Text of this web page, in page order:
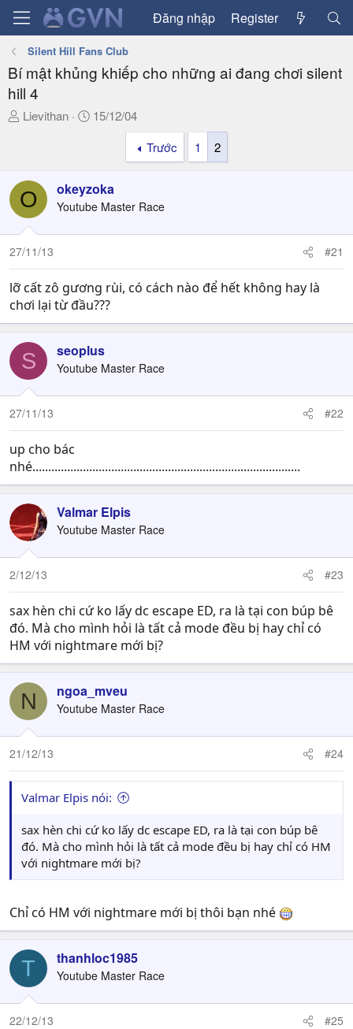
Đăng nhập Register
Silent Hill Fans Club
Bí mật khủng khiếp cho những ai đang chơi silent
hill 4
T
a
d
s
t
a
e
r
Lievithan
N
ử
i
15/12/04
Trước
1 2
O okeyzoka
Youtube Master Race
27/11/13 #21
lỡ cất zô gương rùi, có cách nào để hết không hay là
chơi lại từ đầu???
S seoplus
Youtube Master Race
27/11/13 #22
up cho bác
nhé.....................................................................................
Valmar Elpis
Youtube Master Race
2/12/13 #23
sax hèn chi cứ ko lấy dc escape ED, ra là tại con búp bê
đó. Mà cho mình hỏi là tất cả mode đều bị hay chỉ có
HM với nightmare mới bị?
N ngoa_mveu
Youtube Master Race
21/12/13 #24
Valmar Elpis nói:
sax hèn chi cứ ko lấy dc escape ED, ra là tại con búp bê
đó. Mà cho mình hỏi là tất cả mode đều bị hay chỉ có HM
với nightmare mới bị?
Chỉ có HM với nightmare mới bị thôi bạn nhé
T thanhloc1985
Youtube Master Race
22/12/13 #25